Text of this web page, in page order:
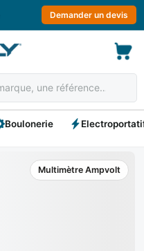
Demander un devis
Boulonerie
Multimètre Ampvolt